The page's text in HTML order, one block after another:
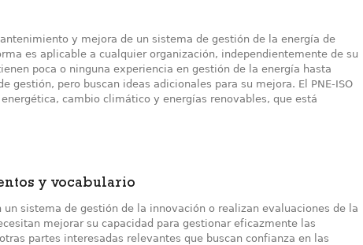
y mejora de un sistema de gestión de la energía de
es aplicable a cualquier organización, independientemente de su
poca o ninguna experiencia en gestión de la energía hasta
gestión, pero buscan ideas adicionales para su mejora. El PNE-ISO
cambio climático y energías renovables, que está
y vocabulario
sistema de gestión de la innovación o realizan evaluaciones de la
mejorar su capacidad para gestionar eficazmente las
partes interesadas relevantes que buscan confianza en las